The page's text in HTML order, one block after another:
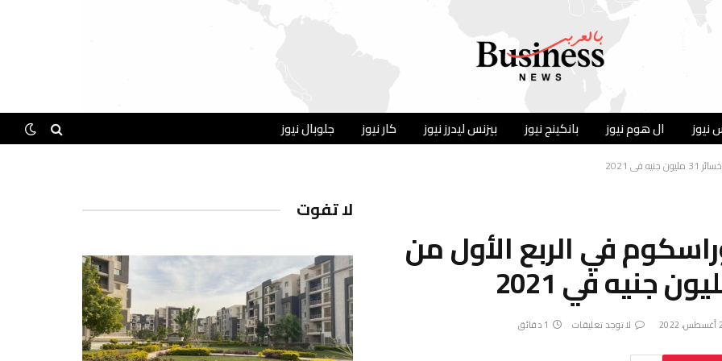
نيوز ال هوم نيوز بانكينج نيوز بيزنس ليدرز نيوز كار نيوز جلوبال نيوز
أوراسكوم في الربع الأول من
لا توجد تعليقات 1 دقائق
لا تفوت